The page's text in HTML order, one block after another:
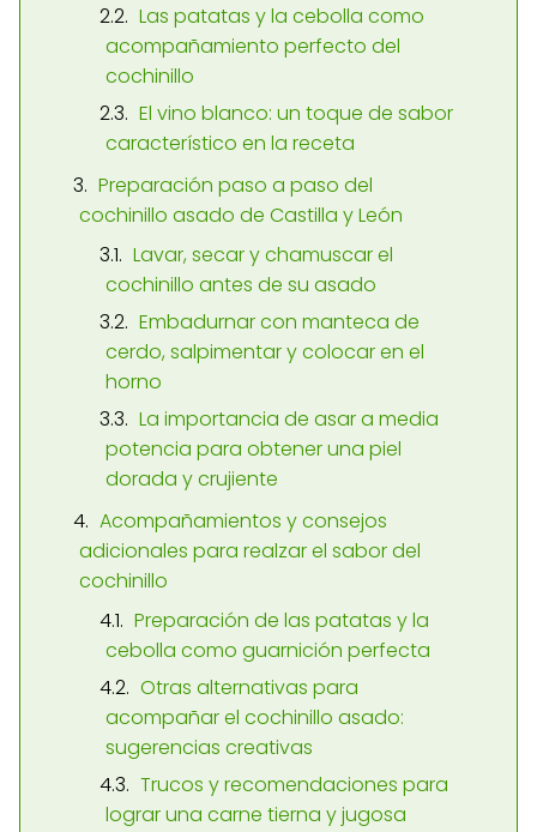
Las patatas y la cebolla como
acompañamiento perfecto del
cochinillo
El vino blanco: un toque de sabor
característico en la receta
Preparación paso a paso del
cochinillo asado de Castilla y León
Lavar, secar y chamuscar el
cochinillo antes de su asado
Embadurnar con manteca de
cerdo, salpimentar y colocar en el
horno
La importancia de asar a media
potencia para obtener una piel
dorada y crujiente
Acompañamientos y consejos
adicionales para realzar el sabor del
cochinillo
Preparación de las patatas y la
cebolla como guarnición perfecta
Otras alternativas para
acompañar el cochinillo asado:
sugerencias creativas
Trucos y recomendaciones para
lograr una carne tierna y jugosa